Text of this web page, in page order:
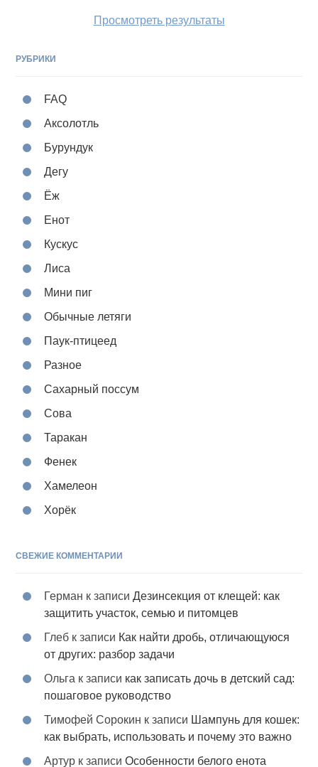
Просмотреть результаты
РУБРИКИ
FAQ
Аксолотль
Бурундук
Дегу
Ёж
Енот
Кускус
Лиса
Мини пиг
Обычные летяги
Паук-птицеед
Разное
Сахарный поссум
Сова
Таракан
Фенек
Хамелеон
Хорёк
СВЕЖИЕ КОММЕНТАРИИ
Герман к записиДезинсекция от клещей: как
защитить участок, семью и питомцев
Глеб к записи Как найти дробь, отличающуюся
от других: разбор задачи
Ольга к записи как записать дочь в детский сад:
пошаговое руководство
Тимофей Сорокин к записи Шампунь для кошек:
как выбрать, использовать и почему это важно
Артур к записиОсобенности белого енота